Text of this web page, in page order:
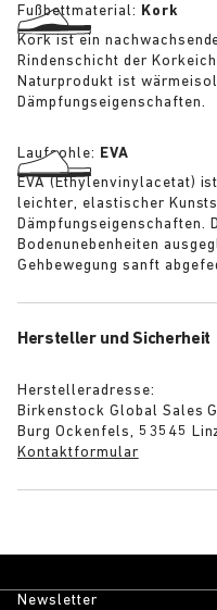
Fußbettmaterial: Kork
Kork ist ein
Rindenschicht der
Naturprodukt ist
Dämpfungseigenschaften.
Laufsohle: EVA
EVA (Ethylenvinylacetat)
leichter, elastischer
Dämpfungseigenschaften.
Bodenunebenheiten
Gehbewegung sanft
Hersteller und Sicherheit
Herstelleradresse:
Birkenstock Global Sales
Burg Ockenfels, 53545
Kontaktformular
Newsletter